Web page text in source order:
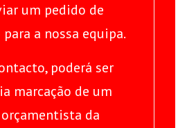
um pedido de
a nossa equipa.
poderá ser
marcação de um
da